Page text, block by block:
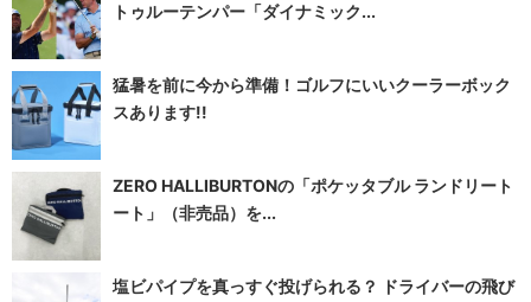
トゥルーテンパー「ダイナミック...
猛暑を前に今から準備！ゴルフにいいクーラーボック
スあります!!
ZERO HALLIBURTONの「ポケッタブル ランドリート
ート」（非売品）を...
塩ビパイプを真っすぐ投げられる？ ドライバーの飛び